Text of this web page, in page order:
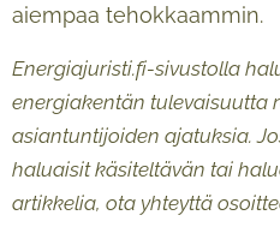
aiempaa tehokkaammin.
Energiajuristi.fi-sivustolla
energiakentän tulevaisuutta
asiantuntijoiden ajatuksia.
haluaisit käsiteltävän tai
artikkelia, ota yhteyttä